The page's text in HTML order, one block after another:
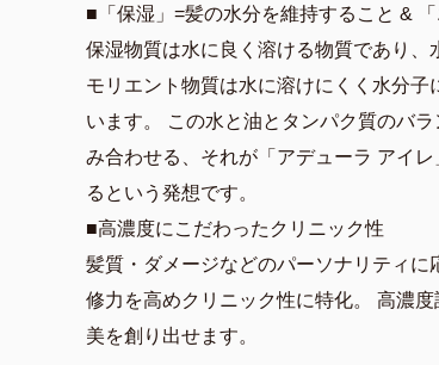
■「保湿」=髪の水分を維持すること &
保湿物質は水に良く溶ける物質であり
モリエント物質は水に溶けにくく水分
います。 この水と油とタンパク質のバ
み合わせる、それが「アデューラ アイ
るという発想です。
■高濃度にこだわったクリニック性
髪質・ダメージなどのパーソナリティ
修力を高めクリニック性に特化。 高濃
美を創り出せます。